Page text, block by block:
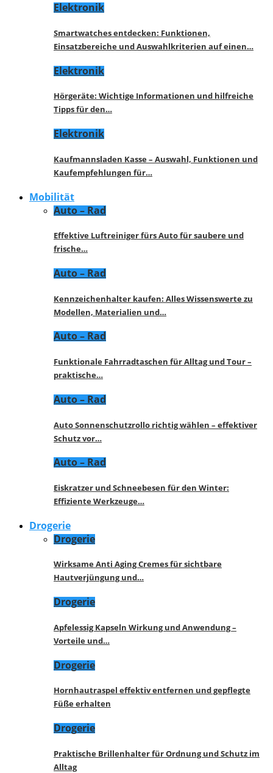
Elektronik
Smartwatches entdecken: Funktionen,
Einsatzbereiche und Auswahlkriterien auf einen…
Elektronik
Hörgeräte: Wichtige Informationen und hilfreiche
Tipps für den…
Elektronik
Kaufmannsladen Kasse – Auswahl, Funktionen und
Kaufempfehlungen für…
Mobilität
Auto – Rad
Effektive Luftreiniger fürs Auto für saubere und
frische…
Auto – Rad
Kennzeichenhalter kaufen: Alles Wissenswerte zu
Modellen, Materialien und…
Auto – Rad
Funktionale Fahrradtaschen für Alltag und Tour –
praktische…
Auto – Rad
Auto Sonnenschutzrollo richtig wählen – effektiver
Schutz vor…
Auto – Rad
Eiskratzer und Schneebesen für den Winter:
Effiziente Werkzeuge…
Drogerie
Drogerie
Wirksame Anti Aging Cremes für sichtbare
Hautverjüngung und…
Drogerie
Apfelessig Kapseln Wirkung und Anwendung –
Vorteile und…
Drogerie
Hornhautraspel effektiv entfernen und gepflegte
Füße erhalten
Drogerie
Praktische Brillenhalter für Ordnung und Schutz im
Alltag